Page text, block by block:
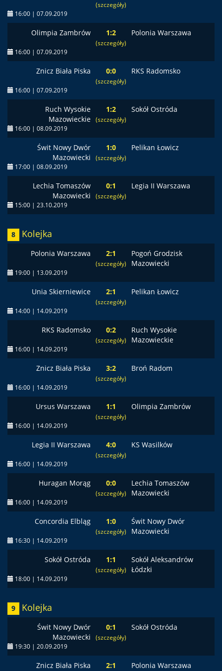
(szczegóły)
16:00 | 07.09.2019
Olimpia Zambrów 1:2
(szczegóły)
Polonia Warszawa
16:00 | 07.09.2019
Znicz Biała Piska 0:0
(szczegóły)
RKS Radomsko
16:00 | 07.09.2019
Ruch Wysokie
Mazowieckie
1:2
(szczegóły)
Sokół Ostróda
16:00 | 08.09.2019
Świt Nowy Dwór
Mazowiecki
1:0
(szczegóły)
Pelikan Łowicz
17:00 | 08.09.2019
Lechia Tomaszów
Mazowiecki
0:1
(szczegóły)
Legia II Warszawa
15:00 | 23.10.2019
8 Kolejka
Polonia Warszawa 2:1
(szczegóły)
Pogoń Grodzisk
Mazowiecki
19:00 | 13.09.2019
Unia Skierniewice 2:1
(szczegóły)
Pelikan Łowicz
14:00 | 14.09.2019
RKS Radomsko 0:2
(szczegóły)
Ruch Wysokie
Mazowieckie
16:00 | 14.09.2019
Znicz Biała Piska 3:2
(szczegóły)
Broń Radom
16:00 | 14.09.2019
Ursus Warszawa 1:1
(szczegóły)
Olimpia Zambrów
16:00 | 14.09.2019
Legia II Warszawa 4:0
(szczegóły)
KS Wasilków
16:00 | 14.09.2019
Huragan Morąg 0:0
(szczegóły)
Lechia Tomaszów
Mazowiecki
16:00 | 14.09.2019
Concordia Elbląg 1:0
(szczegóły)
Świt Nowy Dwór
Mazowiecki
16:30 | 14.09.2019
Sokół Ostróda 1:1
(szczegóły)
Sokół Aleksandrów
Łódzki
18:00 | 14.09.2019
9 Kolejka
Świt Nowy Dwór
Mazowiecki
0:1
(szczegóły)
Sokół Ostróda
19:30 | 20.09.2019
Znicz Biała Piska 2:1 Polonia Warszawa